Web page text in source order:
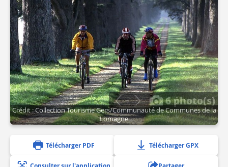
6 photo(s)
Crédit : Collection Tourisme Gers/Communauté de Communes de la
Lomagne
Télécharger PDF Télécharger GPX